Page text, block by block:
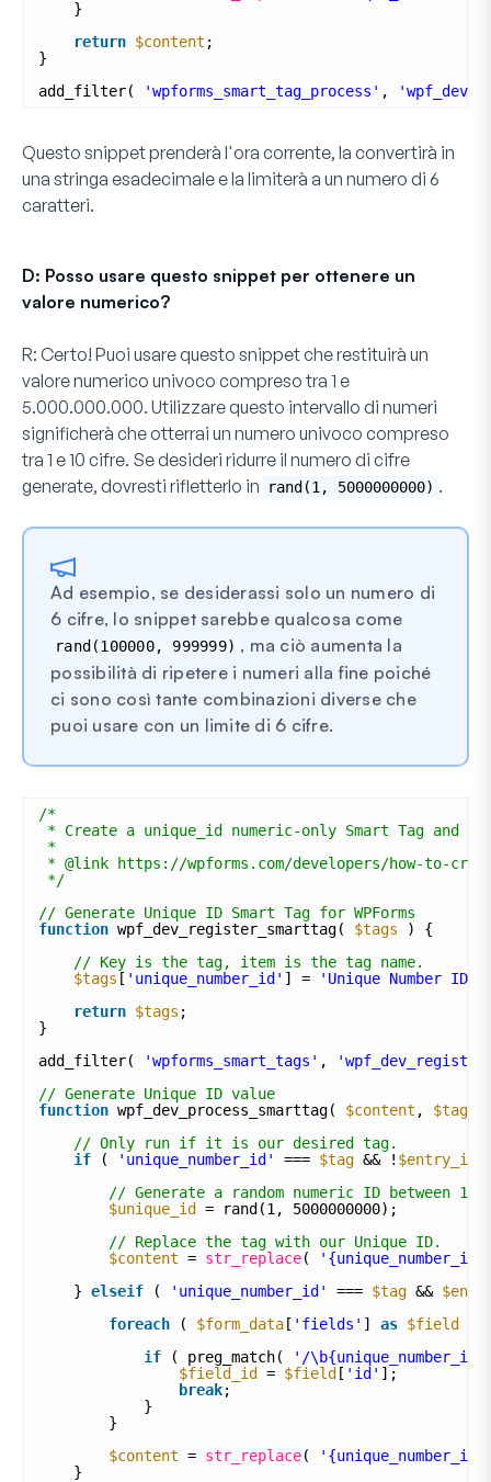
}
return $content ;
}
add_filter(
'wpforms_smart_tag_process' ,
Questo snippet prenderà l'ora corrente, la convertirà in
una stringa esadecimale e la limiterà a un numero di 6
caratteri.
D: Posso usare questo snippet per ottenere un
valore numerico?
R: Certo! Puoi usare questo snippet che restituirà un
valore numerico univoco compreso tra 1 e
5.000.000.000. Utilizzare questo intervallo di numeri
significherà che otterrai un numero univoco compreso
tra 1 e 10 cifre. Se desideri ridurre il numero di cifre
generate, dovresti rifletterlo in
rand(1, 5000000000) .
Ad esempio, se desiderassi solo un numero di
6 cifre, lo snippet sarebbe qualcosa come
rand(100000, 999999) , ma ciò aumenta la
possibilità di ripetere i numeri alla fine poiché
ci sono così tante combinazioni diverse che
puoi usare con un limite di 6 cifre.
/*
* Create a unique_id numeric-only Smart Tag and
*
* @link https://wpforms.com/developers/how-to-
*/
// Generate Unique ID Smart Tag for WPForms
function wpf_dev_register_smarttag( $tags
) {
// Key is the tag, item is the tag name.
$tags [ 'unique_number_id' ] = 'Unique Number ID'
return $tags ;
}
add_filter(
'wpforms_smart_tags' ,
// Generate Unique ID value
function wpf_dev_process_smarttag( $content , $tag
// Only run if it is our desired tag.
if
( 'unique_number_id' === $tag && ! $entry_id
// Generate a random numeric ID between 1
$unique_id
= rand(1, 5000000000);
// Replace the tag with our Unique ID.
$content = str_replace(
} elseif ( 'unique_number_id' === $tag &&
foreach
( $form_data [ 'fields' ] as $field
if
( preg_match(
'/
$field_id
= $field [ 'id' ];
break;
}
}
$content = str_replace(
}